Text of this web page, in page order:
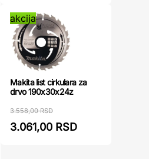
akcija
Makita list cirkulara za
drvo 190x30x24z
3.558,00 RSD
3.061,00 RSD